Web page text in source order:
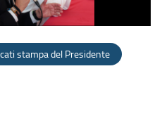
stampa del Presidente